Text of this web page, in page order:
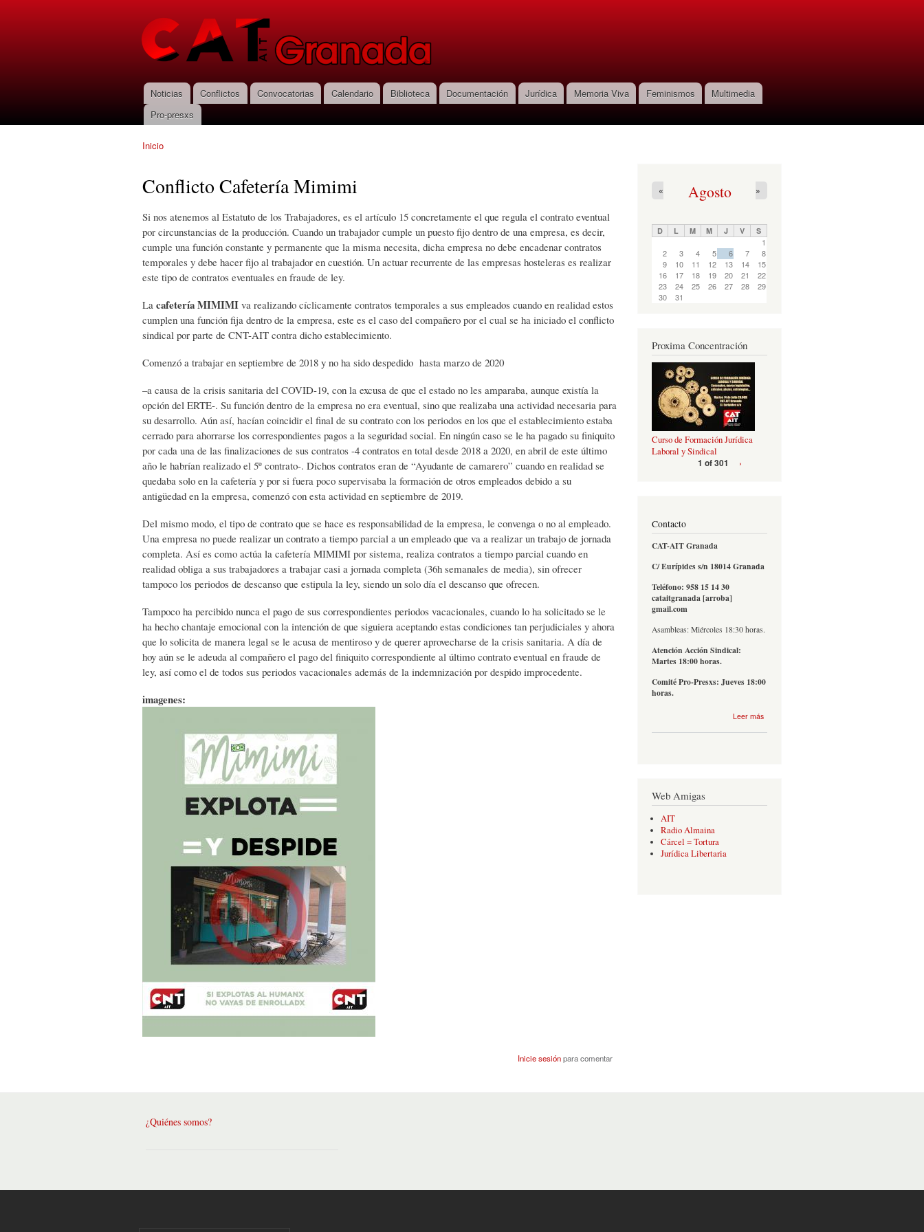
principal
CNT-AIT
Granada
Menú principal
Noticias Conflictos Convocatorias Calendario Biblioteca Documentación Jurídica Memoria Viva Feminismos
Multimedia
Pro-presxs
Inicio
Conflicto Cafetería Mimimi
Si nos atenemos al Estatuto de los Trabajadores, es el artículo 15 concretamente el que regula el contrato eventual
por circunstancias de la producción. Cuando un trabajador cumple un puesto fijo dentro de una empresa, es decir,
cumple una función constante y permanente que la misma necesita, dicha empresa no debe encadenar contratos
temporales y debe hacer fijo al trabajador en cuestión. Un actuar recurrente de las empresas hosteleras es realizar
este tipo de contratos eventuales en fraude de ley.
La cafetería MIMIMI va realizando cíclicamente contratos temporales a sus empleados cuando en realidad estos
cumplen una función fija dentro de la empresa, este es el caso del compañero por el cual se ha iniciado el conflicto
sindical por parte de CNT-AIT contra dicho establecimiento.
Comenzó a trabajar en septiembre de 2018 y no ha sido despedido hasta marzo de 2020
–a causa de la crisis sanitaria del COVID-19, con la excusa de que el estado no les amparaba, aunque existía la
opción del ERTE-. Su función dentro de la empresa no era eventual, sino que realizaba una actividad necesaria para
su desarrollo. Aún así, hacían coincidir el final de su contrato con los periodos en los que el establecimiento estaba
cerrado para ahorrarse los correspondientes pagos a la seguridad social. En ningún caso se le ha pagado su finiquito
por cada una de las finalizaciones de sus contratos -4 contratos en total desde 2018 a 2020, en abril de este último
año le habrían realizado el 5º contrato-. Dichos contratos eran de “Ayudante de camarero” cuando en realidad se
quedaba solo en la cafetería y por si fuera poco supervisaba la formación de otros empleados debido a su
antigüedad en la empresa, comenzó con esta actividad en septiembre de 2019.
Del mismo modo, el tipo de contrato que se hace es responsabilidad de la empresa, le convenga o no al empleado.
Una empresa no puede realizar un contrato a tiempo parcial a un empleado que va a realizar un trabajo de jornada
completa. Así es como actúa la cafetería MIMIMI por sistema, realiza contratos a tiempo parcial cuando en
realidad obliga a sus trabajadores a trabajar casi a jornada completa (36h semanales de media), sin ofrecer
tampoco los periodos de descanso que estipula la ley, siendo un solo día el descanso que ofrecen.
Tampoco ha percibido nunca el pago de sus correspondientes periodos vacacionales, cuando lo ha solicitado se le
ha hecho chantaje emocional con la intención de que siguiera aceptando estas condiciones tan perjudiciales y ahora
que lo solicita de manera legal se le acusa de mentiroso y de querer aprovecharse de la crisis sanitaria. A día de
hoy aún se le adeuda al compañero el pago del finiquito correspondiente al último contrato eventual en fraude de
ley, así como el de todos sus periodos vacacionales además de la indemnización por despido improcedente.
imagenes:
Inicie sesiónpara comentar
Agosto
« »
D L M M J V S
1
2
3 4 5 6 7
8
9
10 11 12 13 14
15
16
17 18 19 20 21
22
23
24 25 26 27 28
29
30
31
Proxima Concentración
Curso de Formación Jurídica
Laboral y Sindical
1 of 301
›
Contacto
CAT-AIT Granada
C/ Eurípides s/n 18014 Granada
Teléfono: 958 15 14 30
cataitgranada [arroba]
gmail.com
Asambleas: Miércoles 18:30 horas.
Atención Acción Sindical:
Martes 18:00 horas.
Comité Pro-Presxs: Jueves 18:00
horas.
Leer más
Web Amigas
AIT
Radio Almaina
Cárcel = Tortura
Jurídica Libertaria
¿Quiénes somos?